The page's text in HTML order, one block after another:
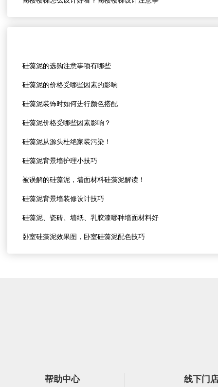
硅藻泥的选购注意事项有哪些
硅藻泥的价格受哪些因素的影响
硅藻泥装饰时如何进行颜色搭配
硅藻泥价格受哪些因素影响？
硅藻泥从源头杜绝家装污染！
硅藻泥背景墙护理小技巧
被误解的硅藻泥，墙面材料硅藻泥解读！
硅藻泥背景墙装修设计技巧
硅藻泥、瓷砖、墙纸、乳胶漆哪种墙面材料好
卧室硅藻泥效果图，卧室硅藻泥配色技巧
帮助中心 线下门